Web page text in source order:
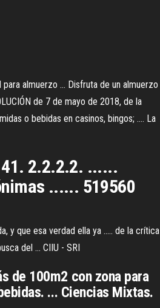
almuerzo ... Disfruta de un almuerzo
de 7 de mayo de 2018, de la
o bebidas en casinos, bingos; .... La
2.2.2.2. ......
...... 519560
y que esa verdad ella ya ..... de la crítica
del ... CIIU - SRI
de 100m2 con zona para
... Ciencias Mixtas.